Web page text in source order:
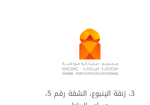
3، زنقة الينبوع، الشقة رقم 5،